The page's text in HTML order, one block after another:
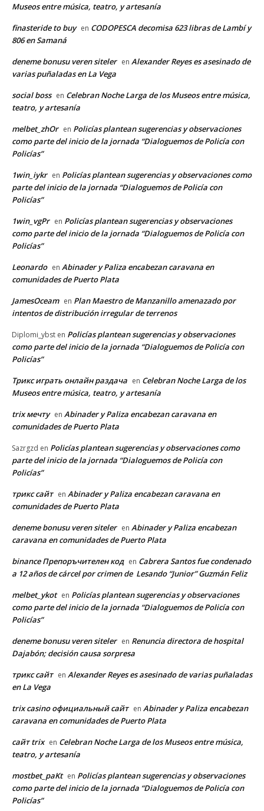
Museos entre música, teatro, y artesanía
finasteride to buy en CODOPESCA decomisa 623 libras de Lambí y
806 en Samaná
deneme bonusu veren siteler en Alexander Reyes es asesinado de
varias puñaladas en La Vega
social boss en Celebran Noche Larga de los Museos entre música,
teatro, y artesanía
melbet_zhOr en Policías plantean sugerencias y observaciones
como parte del inicio de la jornada “Dialoguemos de Policía con
Policías”
1win_iykr en Policías plantean sugerencias y observaciones como
parte del inicio de la jornada “Dialoguemos de Policía con
Policías”
1win_vgPr en Policías plantean sugerencias y observaciones
como parte del inicio de la jornada “Dialoguemos de Policía con
Policías”
Leonardo en Abinader y Paliza encabezan caravana en
comunidades de Puerto Plata
JamesOceam en Plan Maestro de Manzanillo amenazado por
intentos de distribución irregular de terrenos
Diplomi_ybst en Policías plantean sugerencias y observaciones
como parte del inicio de la jornada “Dialoguemos de Policía con
Policías”
Трикс играть онлайн раздача en Celebran Noche Larga de los
Museos entre música, teatro, y artesanía
trix мечту en Abinader y Paliza encabezan caravana en
comunidades de Puerto Plata
Sazrgzd en Policías plantean sugerencias y observaciones como
parte del inicio de la jornada “Dialoguemos de Policía con
Policías”
трикс сайт en Abinader y Paliza encabezan caravana en
comunidades de Puerto Plata
deneme bonusu veren siteler en Abinader y Paliza encabezan
caravana en comunidades de Puerto Plata
binance Препоръчителен код en Cabrera Santos fue condenado
a 12 años de cárcel por crimen de Lesando “Junior” Guzmán Feliz
melbet_ykot en Policías plantean sugerencias y observaciones
como parte del inicio de la jornada “Dialoguemos de Policía con
Policías”
deneme bonusu veren siteler en Renuncia directora de hospital
Dajabón; decisión causa sorpresa
трикс сайт en Alexander Reyes es asesinado de varias puñaladas
en La Vega
trix casino официальный сайт en Abinader y Paliza encabezan
caravana en comunidades de Puerto Plata
сайт trix en Celebran Noche Larga de los Museos entre música,
teatro, y artesanía
mostbet_paKt en Policías plantean sugerencias y observaciones
como parte del inicio de la jornada “Dialoguemos de Policía con
Policías”